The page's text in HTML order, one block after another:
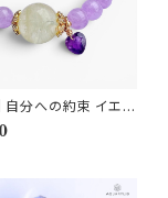
分への約束 イエロ
南洋真珠・アメジス
ット｜AQUARYLIS